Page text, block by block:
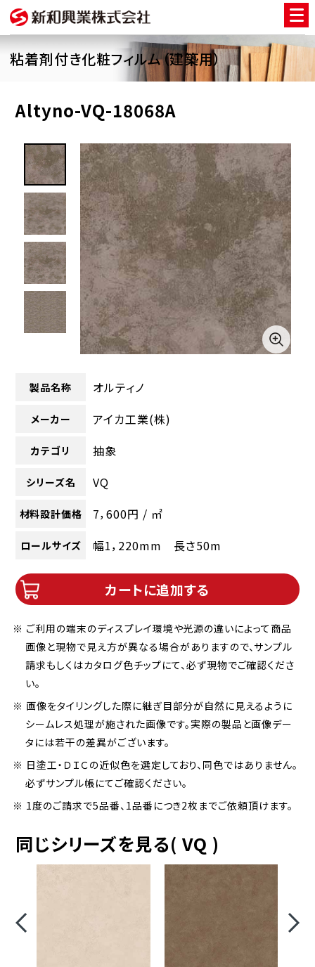
粘着剤付き化粧フィルム（建築用）
Altyno-VQ-18068A
製品名称 オルティノ
メーカー アイカ工業(株)
カテゴリ 抽象
シリーズ名 VQ
材料設計価格 7，600円 / ㎡
ロールサイズ 幅1，220mm 長さ50m
カートに追加する
※ ご利用の端末のディスプレイ環境や光源の違いによって商品
画像と現物で見え方が異なる場合がありますので、サンプル
請求もしくはカタログ色チップにて、必ず現物でご確認くださ
い。
※ 画像をタイリングした際に継ぎ目部分が自然に見えるように
シームレス処理が施された画像です。実際の製品と画像デー
タには若干の差異がございます。
※ 日塗工・ＤＩＣの近似色を選定しており、同色ではありません。
必ずサンプル帳にてご確認ください。
※ 1度のご請求で5品番、1品番につき2枚までご依頼頂けます。
同じシリーズを見る( VQ )